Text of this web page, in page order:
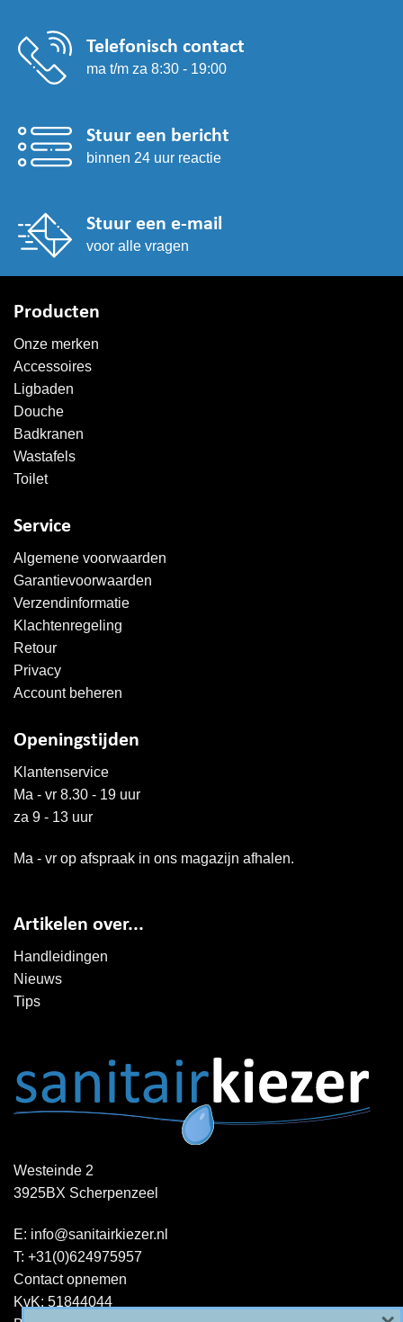
Telefonisch contact
ma t/m za 8:30 - 19:00
Stuur een bericht
binnen 24 uur reactie
Stuur een e-mail
voor alle vragen
Producten
Onze merken
Accessoires
Ligbaden
Douche
Badkranen
Wastafels
Toilet
Service
Algemene voorwaarden
Garantievoorwaarden
Verzendinformatie
Klachtenregeling
Retour
Privacy
Account beheren
Openingstijden
Klantenservice
Ma - vr 8.30 - 19 uur
za 9 - 13 uur
Ma - vr op afspraak in ons magazijn afhalen.
Artikelen over...
Handleidingen
Nieuws
Tips
Westeinde 2
3925BX Scherpenzeel
E: info@sanitairkiezer.nl
T: +31(0)624975957
Contact opnemen
KvK: 51844044